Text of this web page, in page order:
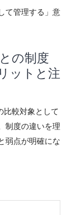
て管理する」意
の制度
ットと注
比較対象として
制度の違いを理
弱点が明確にな